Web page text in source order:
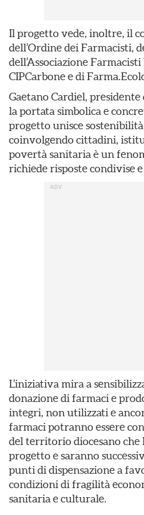
Il progetto vede, inoltre, il
dell’Ordine dei Farmacisti,
dell’Associazione
CIPCarbone e di
Gaetano Cardiel,
la portata simbolica e
progetto unisce
coinvolgendo cittadini,
povertà sanitaria è un
richiede risposte condivise
L’iniziativa mira a
donazione di farmaci e
integri, non utilizzati e
farmaci potranno essere
del territorio diocesano che
progetto e saranno
punti di dispensazione a
condizioni di fragilità
sanitaria e culturale.